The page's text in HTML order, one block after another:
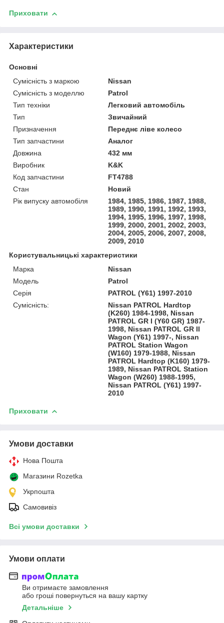
Приховати
Характеристики
Основні
Сумісність з маркою
Nissan
Сумісність з моделлю
Patrol
Тип техніки
Легковий автомобіль
Тип
Звичайний
Призначення
Переднє ліве колесо
Тип запчастини
Аналог
Довжина
432 мм
Виробник
K&K
Код запчастини
FT4788
Стан
Новий
Рік випуску автомобіля
1984, 1985, 1986, 1987, 1988,
1989, 1990, 1991, 1992, 1993,
1994, 1995, 1996, 1997, 1998,
1999, 2000, 2001, 2002, 2003,
2004, 2005, 2006, 2007, 2008,
2009, 2010
Користувальницькі характеристики
Марка
Nissan
Модель
Patrol
Серія
PATROL (Y61) 1997-2010
Сумісність:
Nissan PATROL Hardtop
(K260) 1984-1998, Nissan
PATROL GR I (Y60 GR) 1987-
1998, Nissan PATROL GR II
Wagon (Y61) 1997-, Nissan
PATROL Station Wagon
(W160) 1979-1988, Nissan
PATROL Hardtop (K160) 1979-
1989, Nissan PATROL Station
Wagon (W260) 1988-1995,
Nissan PATROL (Y61) 1997-
2010
Приховати
Умови доставки
Нова Пошта
Магазини Rozetka
Укрпошта
Самовивіз
Всі умови доставки
Умови оплати
Ви отримаєте замовлення
або гроші повернуться на вашу картку
Детальніше